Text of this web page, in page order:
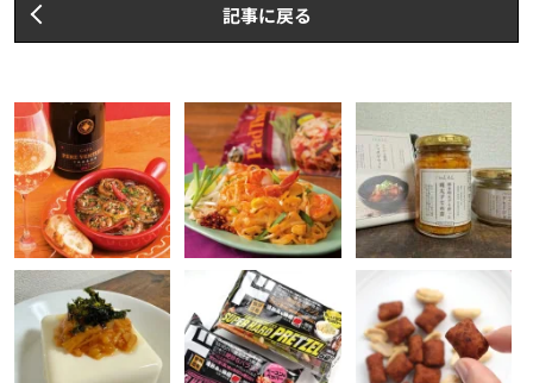
記事に戻る